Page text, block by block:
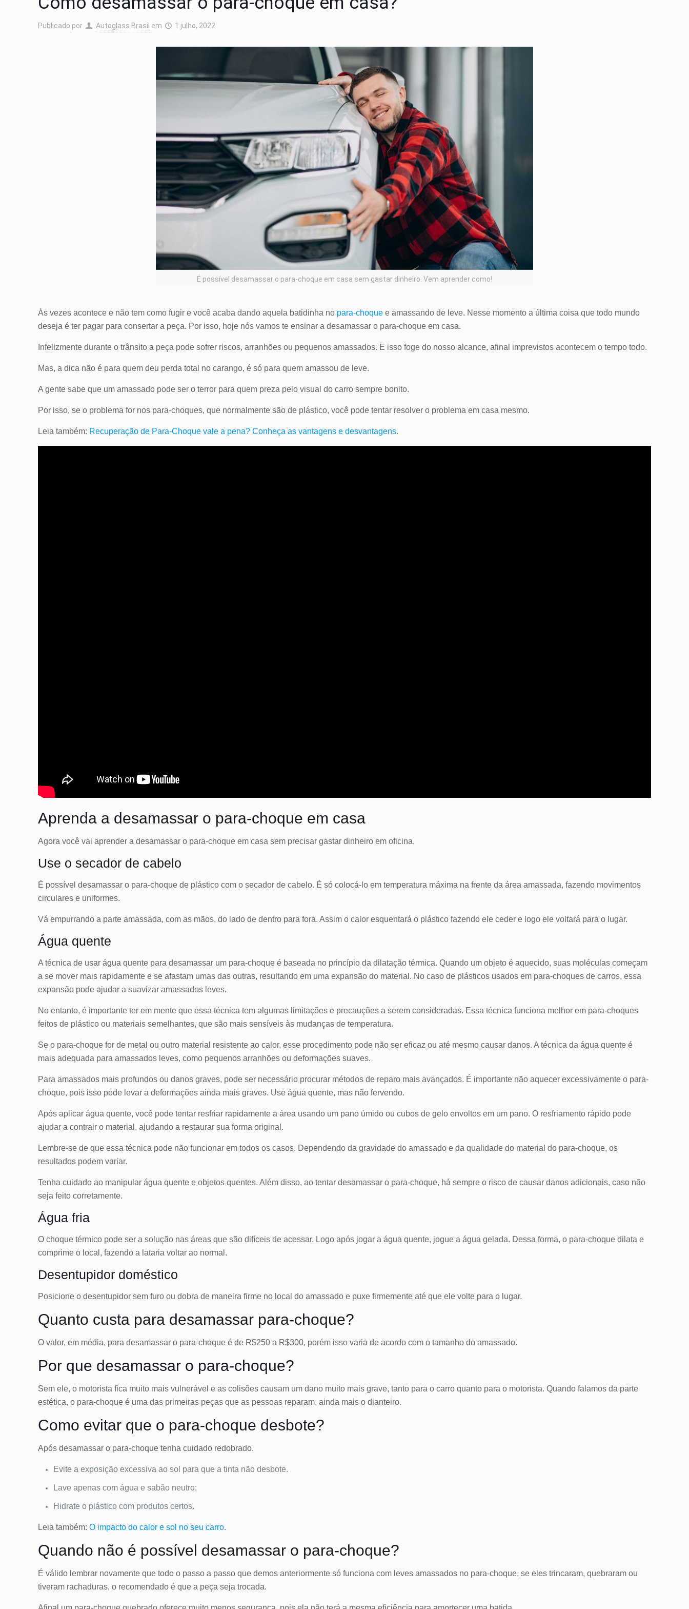
Publicado por Autoglass Brasil em 1 julho, 2022
É possível desamassar o para-choque em casa sem gastar dinheiro. Vem aprender como!
Às vezes acontece e não tem como fugir e você acaba dando aquela batidinha no para-choque e amassando de leve. Nesse momento a última coisa que todo mundo
deseja é ter pagar para consertar a peça. Por isso, hoje nós vamos te ensinar a desamassar o para-choque em casa.
Infelizmente durante o trânsito a peça pode sofrer riscos, arranhões ou pequenos amassados. E isso foge do nosso alcance, afinal imprevistos acontecem o tempo todo.
Mas, a dica não é para quem deu perda total no carango, é só para quem amassou de leve.
A gente sabe que um amassado pode ser o terror para quem preza pelo visual do carro sempre bonito.
Por isso, se o problema for nos para-choques, que normalmente são de plástico, você pode tentar resolver o problema em casa mesmo.
Leia também: Recuperação de Para-Choque vale a pena? Conheça as vantagens e desvantagens.
Aprenda a desamassar o para-choque em casa
Agora você vai aprender a desamassar o para-choque em casa sem precisar gastar dinheiro em oficina.
Use o secador de cabelo
É possível desamassar o para-choque de plástico com o secador de cabelo. É só colocá-lo em temperatura máxima na frente da área amassada, fazendo movimentos
circulares e uniformes.
Vá empurrando a parte amassada, com as mãos, do lado de dentro para fora.Assim o calor esquentará o plástico fazendo ele ceder e logo ele voltará para o lugar.
Água quente
A técnica de usar água quente para desamassar um para-choque é baseada no princípio da dilatação térmica. Quando um objeto é aquecido, suas moléculas começam
a se mover mais rapidamente e se afastam umas das outras, resultando em uma expansão do material. No caso de plásticos usados em para-choques de carros, essa
expansão pode ajudar a suavizar amassados leves.
No entanto, é importante ter em mente que essa técnica tem algumas limitações e precauções a serem consideradas. Essa técnica funciona melhor em para-choques
feitos de plástico ou materiais semelhantes, que são mais sensíveis às mudanças de temperatura.
Se o para-choque for de metal ou outro material resistente ao calor, esse procedimento pode não ser eficaz ou até mesmo causar danos.A técnica da água quente é
mais adequada para amassados leves, como pequenos arranhões ou deformações suaves.
Para amassados mais profundos ou danos graves, pode ser necessário procurar métodos de reparo mais avançados. É importante não aquecer excessivamente o para-
choque, pois isso pode levar a deformações ainda mais graves. Use água quente, mas não fervendo.
Após aplicar água quente, você pode tentar resfriar rapidamente a área usando um pano úmido ou cubos de gelo envoltos em um pano. O resfriamento rápido pode
ajudar a contrair o material, ajudando a restaurar sua forma original.
Lembre-se de que essa técnica pode não funcionar em todos os casos. Dependendo da gravidade do amassado e da qualidade do material do para-choque, os
resultados podem variar.
Tenha cuidado ao manipular água quente e objetos quentes. Além disso, ao tentar desamassar o para-choque, há sempre o risco de causar danos adicionais, caso não
seja feito corretamente.
Água fria
O choque térmico pode ser a solução nas áreas que são difíceis de acessar. Logo após jogar a água quente, jogue a água gelada. Dessa forma, o para-choque dilata e
comprime o local, fazendo a lataria voltar ao normal.
Desentupidor doméstico
Posicione o desentupidor sem furo ou dobra de maneira firme no local do amassadoe puxe firmemente até que ele volte para o lugar.
Quanto custa para desamassar para-choque?
O valor, em média, para desamassar o para-choque é de R$250 a R$300, porém isso varia de acordo com o tamanho do amassado.
Por que desamassar o para-choque?
Sem ele, o motorista fica muito mais vulnerável e as colisões causam um dano muito mais grave, tanto para o carro quanto para o motorista. Quando falamos da parte
estética, o para-choque é uma das primeiras peças que as pessoas reparam, ainda mais o dianteiro.
Como evitar que o para-choque desbote?
Após desamassar o para-choque tenha cuidado redobrado.
Evite a exposição excessiva ao sol para que a tinta não desbote.
Lave apenas com água e sabão neutro;
Hidrate o plástico com produtos certos.
Leia também:O impacto do calor e sol no seu carro.
Quando não é possível desamassar o para-choque?
É válido lembrar novamente que todo o passo a passo que demos anteriormente só funciona com leves amassados no para-choque, se eles trincaram, quebraram ou
tiveram rachaduras, o recomendado é que a peça seja trocada.